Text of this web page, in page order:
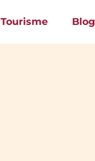
Tourisme Blog